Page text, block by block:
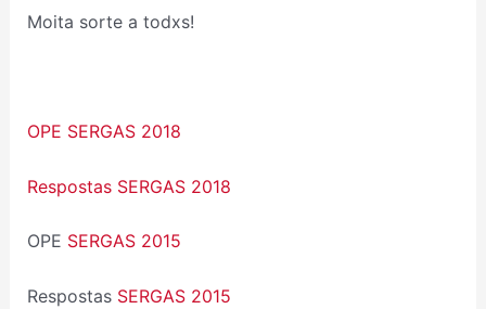
Moita sorte a todxs!
OPE SERGAS 2018
Respostas SERGAS 2018
OPE SERGAS 2015
Respostas SERGAS 2015